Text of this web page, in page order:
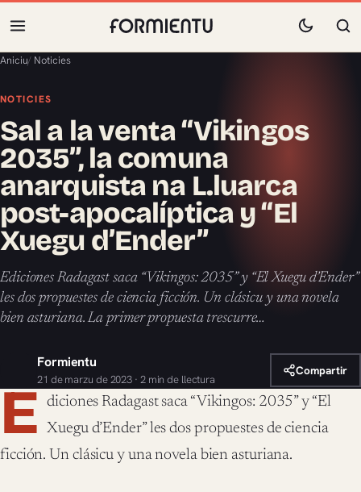
Aniciu/ Noticies
NOTICIES
Sal a la venta “Vikingos
2035”, la comuna
anarquista na L.luarca
post-apocalíptica y “El
Xuegu d’Ender”
Ediciones Radagast saca “Vikingos: 2035” y “El Xuegu d’Ender”
les dos propuestes de ciencia ficción. Un clásicu y una novela
bien asturiana. La primer propuesta trescurre…
Formientu
21 de marzu de 2023 · 2 min de llectura
Compartir
E diciones Radagast saca “Vikingos: 2035” y “El
Xuegu d’Ender” les dos propuestes de ciencia
ficción. Un clásicu y una novela bien asturiana.